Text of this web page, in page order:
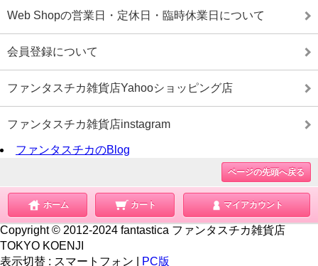
Web Shopの営業日・定休日・臨時休業日について
会員登録について
ファンタスチカ雑貨店Yahooショッピング店
ファンタスチカ雑貨店instagram
ファンタスチカのBlog
ページの先頭へ戻る
ホーム カート マイアカウント
Copyright © 2012-2024 fantastica ファンタスチカ雑貨店
TOKYO KOENJI
表示切替 : スマートフォン PC版